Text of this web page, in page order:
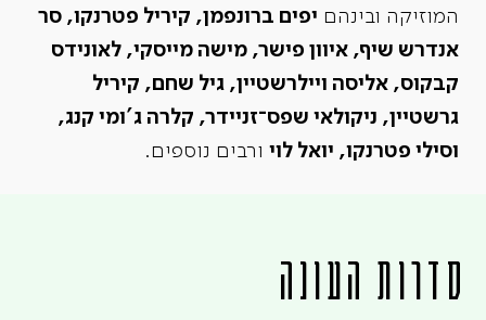
המוזיקה ובינהם יפים ברונפמן, קיריל פטרנקו, סר
אנדרש שיף, איוון פישר, מישה מייסקי, לאונידס
קבקוס, אליסה ויילרשטיין, גיל שחם, קיריל
גרשטיין, ניקולאי שפס־זניידר, קלרה ג'ומי קנג,
וסילי פטרנקו, יואל לוי ורבים נוספים.
סדרות העונה